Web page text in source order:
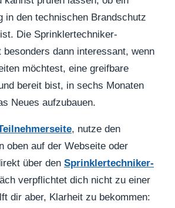
in den technischen Brandschutz
Die Sprinklertechniker-
dann interessant, wenn
möchtest, eine greifbare
bereit bist, in sechs Monaten
Neues aufzubauen.
, nutze den
oben auf der Webseite oder
über den Sprinklertechniker-
verpflichtet dich nicht zu einer
dir aber, Klarheit zu bekommen: